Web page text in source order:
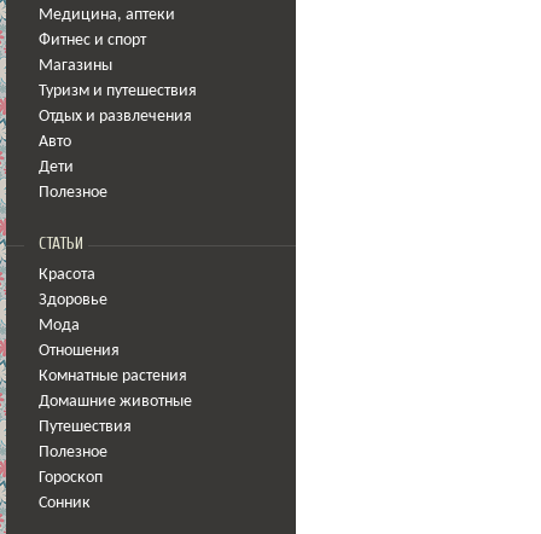
Медицина, аптеки
Фитнес и спорт
Магазины
Туризм и путешествия
Отдых и развлечения
Авто
Дети
Полезное
СТАТЬИ
Красота
Здоровье
Мода
Отношения
Комнатные растения
Домашние животные
Путешествия
Полезное
Гороскоп
Сонник